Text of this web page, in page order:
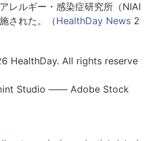
レルギー・感染症研究所（NIAI
された。（HealthDay News2
HealthDay. All rights reserve
Studio ―― Adobe Stock